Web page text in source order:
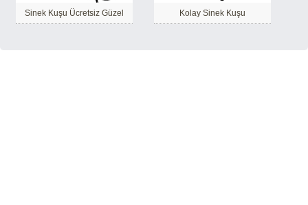
Sinek Kuşu Ücretsiz Güzel Kolay Sinek Kuşu